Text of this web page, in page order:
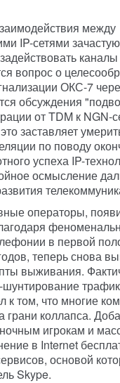
между
IP-сетями зачастую
вопрос о
ОКС-7
обсуждения
отTDM к NGN-
заставляет
по поводу
успеха IP-
осмысление
операторы,
в первой
теперь снова
выживания.
-шунтирование
к том, что многие
грани коллапса.
игрокам и
в Internet
основой
Skype.